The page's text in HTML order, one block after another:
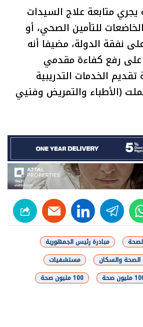
يجري متابعة علاج السيدات
للتأمين الصحي، أو
نفقة الدولة، مضيفا أنه
رفع كفاءة مقدمي
تقديم الخدمات التدريبية
(الأطباء والتمريض وفنيي
telegram
linkedin
مبادرة رئيس الجمهورية
الصحة والسكان
مستشفيات
100 مليون صحة